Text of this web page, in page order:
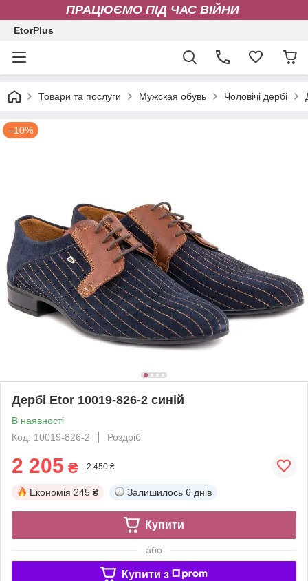
ПРАЦЮЄМО ПІД ЧАС ВІЙНИ
EtorPlus
Товари та послуги Мужская обувь Чоловічі дербі
–10%
Дербі Etor 10019-826-2 синій
В наявності
Код: 10019-826-2
Роздріб
2 205 ₴ 2 450 ₴
Економія 245 ₴ Залишилось 6 днів
Купити
або
Купити з